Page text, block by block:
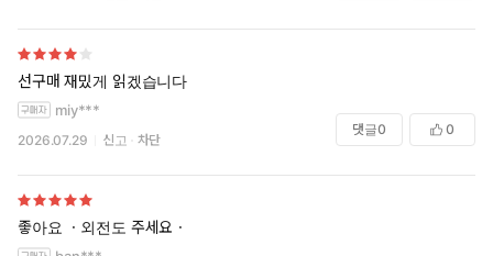
선구매 재밌게 읽겠습니다
miy***
2026.07.29 신고 차단
댓글0 0
좋아요 ㆍ외전도 주세요ㆍ